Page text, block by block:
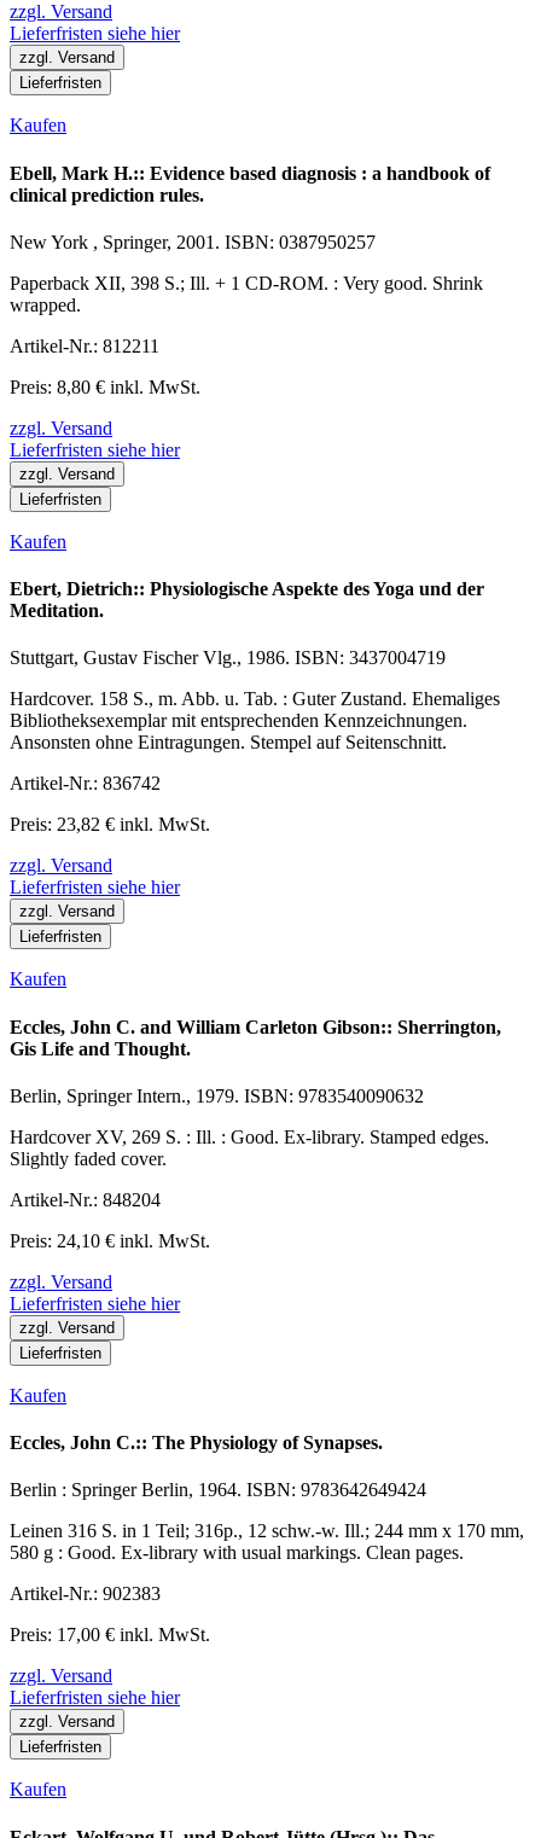
zzgl. Versand
Lieferfristen siehe hier
zzgl. Versand
Lieferfristen
Kaufen
Ebell, Mark H.:: Evidence based diagnosis : a handbook of
clinical prediction rules.
New York , Springer, 2001. ISBN: 0387950257
Paperback XII, 398 S.; Ill. + 1 CD-ROM. : Very good. Shrink
wrapped.
Artikel-Nr.: 812211
Preis: 8,80 € inkl. MwSt.
zzgl. Versand
Lieferfristen siehe hier
zzgl. Versand
Lieferfristen
Kaufen
Ebert, Dietrich:: Physiologische Aspekte des Yoga und der
Meditation.
Stuttgart, Gustav Fischer Vlg., 1986. ISBN: 3437004719
Hardcover. 158 S., m. Abb. u. Tab. : Guter Zustand. Ehemaliges
Bibliotheksexemplar mit entsprechenden Kennzeichnungen.
Ansonsten ohne Eintragungen. Stempel auf Seitenschnitt.
Artikel-Nr.: 836742
Preis: 23,82 € inkl. MwSt.
zzgl. Versand
Lieferfristen siehe hier
zzgl. Versand
Lieferfristen
Kaufen
Eccles, John C. and William Carleton Gibson:: Sherrington,
Gis Life and Thought.
Berlin, Springer Intern., 1979. ISBN: 9783540090632
Hardcover XV, 269 S. : Ill. : Good. Ex-library. Stamped edges.
Slightly faded cover.
Artikel-Nr.: 848204
Preis: 24,10 € inkl. MwSt.
zzgl. Versand
Lieferfristen siehe hier
zzgl. Versand
Lieferfristen
Kaufen
Eccles, John C.:: The Physiology of Synapses.
Berlin : Springer Berlin, 1964. ISBN: 9783642649424
Leinen 316 S. in 1 Teil; 316p., 12 schw.-w. Ill.; 244 mm x 170 mm,
580 g : Good. Ex-library with usual markings. Clean pages.
Artikel-Nr.: 902383
Preis: 17,00 € inkl. MwSt.
zzgl. Versand
Lieferfristen siehe hier
zzgl. Versand
Lieferfristen
Kaufen